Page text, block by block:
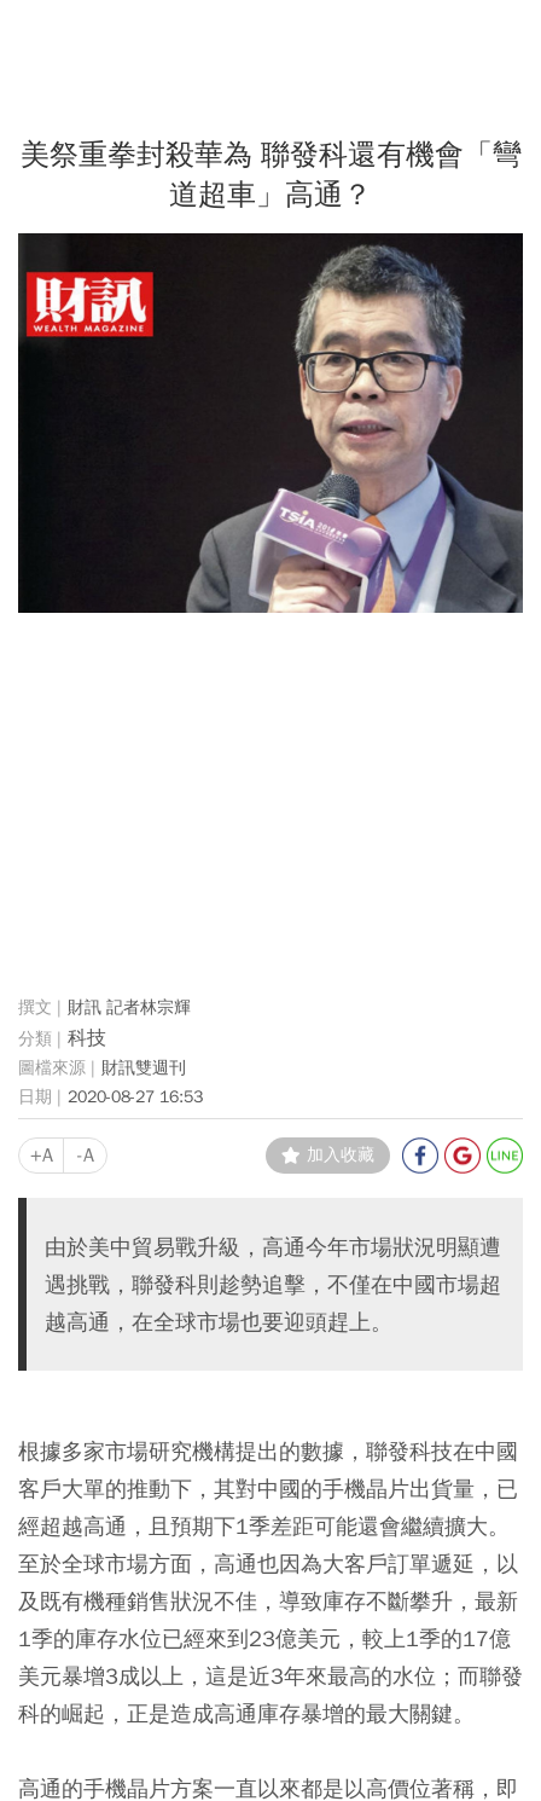
美祭重拳封殺華為 聯發科還有機會「彎
道超車」高通？
財訊 記者林宗輝
科技
財訊雙週刊
2020-08-27 16:53
+A -A 加入收藏
由於美中貿易戰升級，高通今年市場狀況明顯遭
遇挑戰，聯發科則趁勢追擊，不僅在中國市場超
越高通，在全球市場也要迎頭趕上。
根據多家市場研究機構提出的數據，聯發科技在中國
客戶大單的推動下，其對中國的手機晶片出貨量，已
經超越高通，且預期下1季差距可能還會繼續擴大。
至於全球市場方面，高通也因為大客戶訂單遞延，以
及既有機種銷售狀況不佳，導致庫存不斷攀升，最新
1季的庫存水位已經來到23億美元，較上1季的17億
美元暴增3成以上，這是近3年來最高的水位；而聯發
科的崛起，正是造成高通庫存暴增的最大關鍵。
高通的手機晶片方案一直以來都是以高價位著稱，即